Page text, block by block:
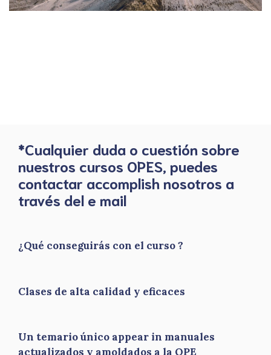
*Cualquier duda o cuestión sobre
nuestros cursos OPES, puedes
contactar accomplish nosotros a
través del e mail
¿Qué conseguirás con el curso ?
Clases de alta calidad y eficaces
Un temario único appear in manuales
actualizados y amoldados a la OPE